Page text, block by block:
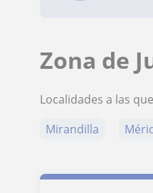
Zona de
Localidades a las
Mirandilla